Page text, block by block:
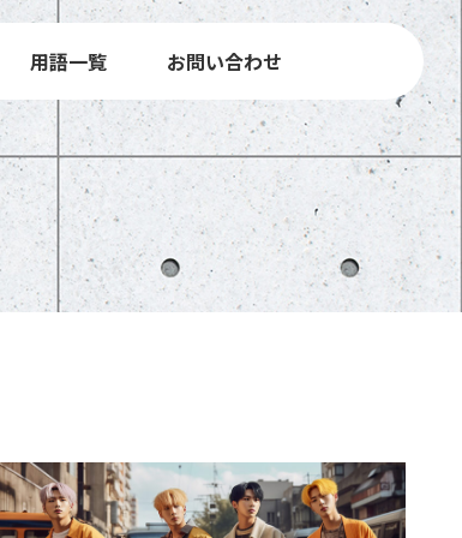
用語一覧 お問い合わせ